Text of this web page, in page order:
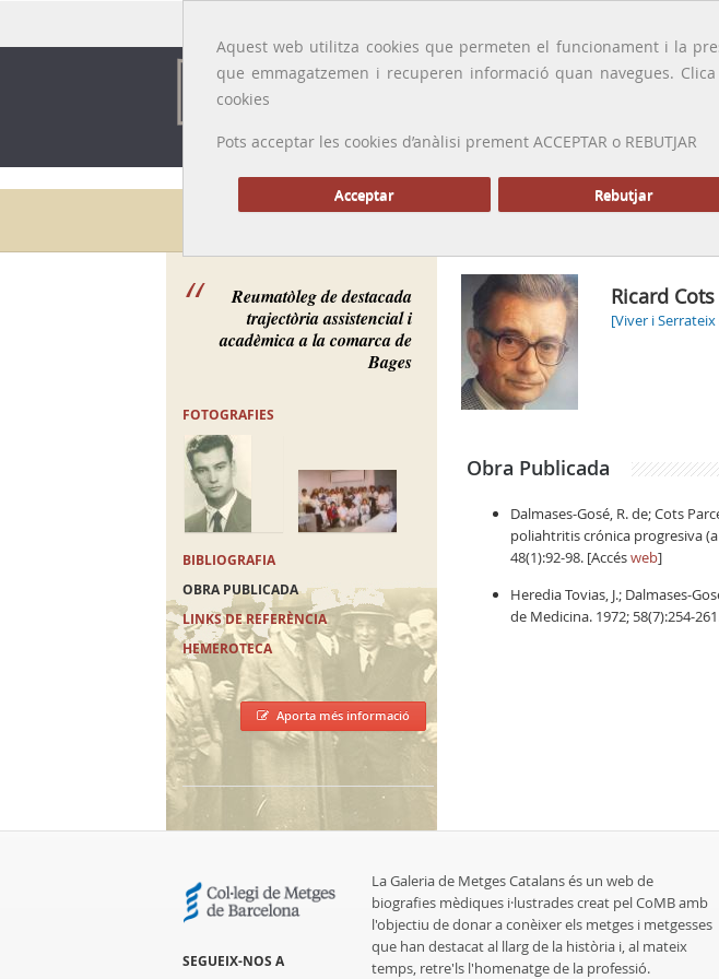
Aquest web utilitza cookies que permeten el funcionament i la
que emmagatzemen i recuperen informació quan navegues. Clica
cookies
Pots acceptar les cookies d’anàlisi prement ACCEPTAR o REBUTJAR
Acceptar Rebutjar
PRESENTACIÓ GALERIA
Galeria de metges
Reumatòleg de destacada
trajectòria assistencial i
acadèmica a la comarca de
Bages
FOTOGRAFIES
BIBLIOGRAFIA
OBRA PUBLICADA
LINKS DE REFERÈNCIA
HEMEROTECA
Aporta més informació
Ricard
[Viver i
Obra Publicada
Dalmases-Gosé, R. de; Cots
poliahtritis crónica progresiva
48(1):92-98. [Accésweb]
Heredia Tovias, J.; Dalmases-
de Medicina. 1972; 58(7):254-
SEGUEIX-NOS A
La Galeria de Metges Catalans és un web de
biografies mèdiques i·lustrades creat pel CoMB amb
l'objectiu de donar a conèixer els metges i metgesses
que han destacat al llarg de la història i, al mateix
temps, retre'ls l'homenatge de la professió.